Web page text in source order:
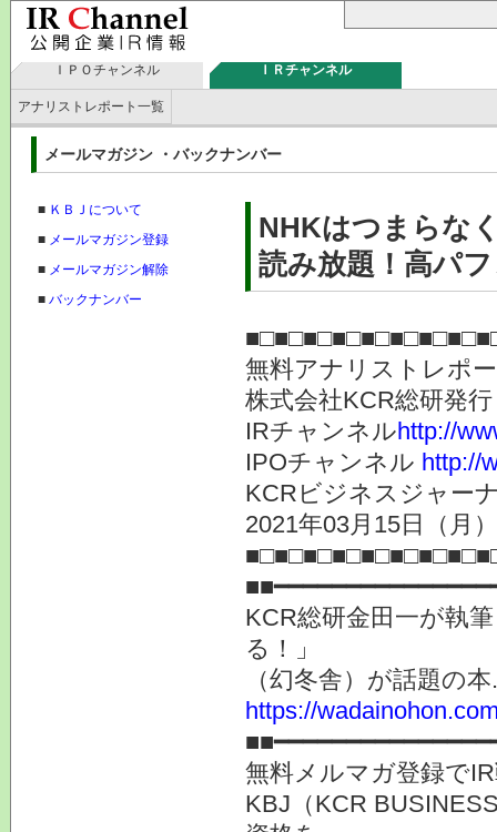
ＩＰＯチャンネル ＩＲチャンネル
アナリストレポート一覧
メールマガジン ・バックナンバー
■ ＫＢＪについて
■ メールマガジン登録
■ メールマガジン解除
■ バックナンバー
NHKはつまらな
読み放題！高パ
無料アナリストレポ
株式会社
IRチャンネルhttp://
IPOチャンネル http://
KCRビジネスジャー
2021年03月15日（月
KCR総研金田一が執
る！」
（幻冬舎）が話題の
https://
無料メルマガ登録で
KBJ（KCR